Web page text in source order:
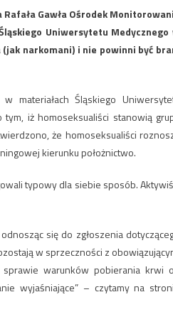
Gawła Ośrodek
Uniwersytetu Medycznego
narkomani) i nie powinni być
materiałach Śląskiego
iż homoseksualiści stanowią
że homoseksualiści
kierunku położnictwo.
typowy dla siebie sposób.
się do zgłoszenia
w sprzeczności z
warunków pobierania krwi
wyjaśniające” – czytamy na